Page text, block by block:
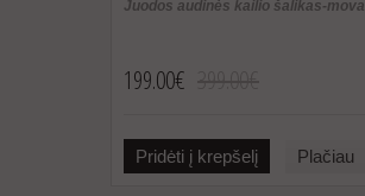
Juodos audinės kailio šalikas-mova
199.00€
Pridėti į krepšelį Plačiau